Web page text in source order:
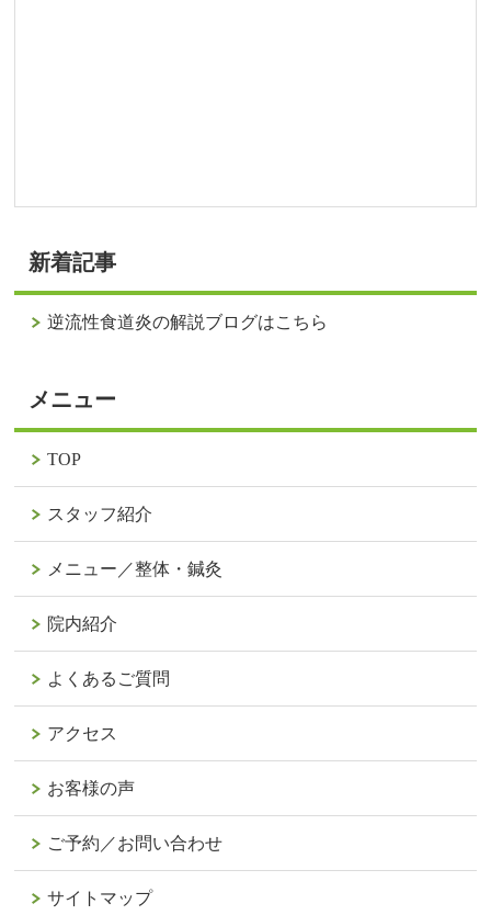
新着記事
逆流性食道炎の解説ブログはこちら
メニュー
TOP
スタッフ紹介
メニュー／整体・鍼灸
院内紹介
よくあるご質問
アクセス
お客様の声
ご予約／お問い合わせ
サイトマップ